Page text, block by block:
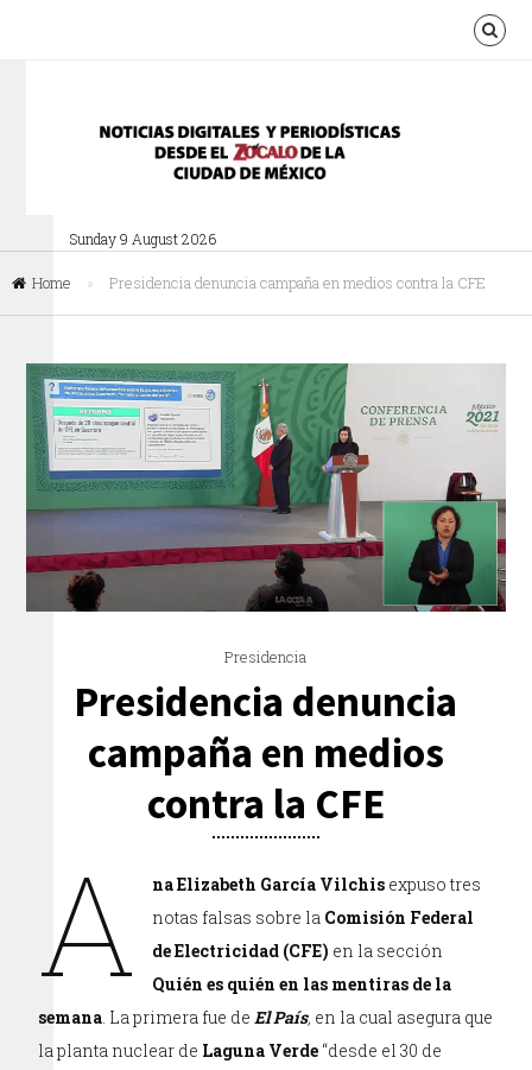
Sunday 9 August 2026
Home » Presidencia denuncia campaña en medios contra la CFE
Presidencia
Presidencia denuncia
campaña en medios
contra la CFE
A na Elizabeth García Vilchis expuso tres
notas falsas sobre la Comisión Federal
de Electricidad (CFE) en la sección
Quién es quién en las mentiras de la
semana. La primera fue deEl País, en la cual asegura que
la planta nuclear de Laguna Verde “desde el 30 de